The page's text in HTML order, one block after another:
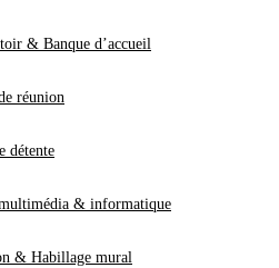
& Banque d’accueil
réunion
détente
& informatique
& Habillage mural